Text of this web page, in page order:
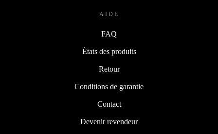
AIDE
FAQ
États des produits
Retour
Conditions de garantie
Contact
Devenir revendeur